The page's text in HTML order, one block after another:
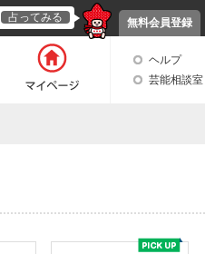
無料会員登録
占ってみる
ヘルプ
芸能相談室